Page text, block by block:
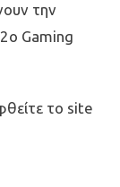
την
Gaming
το site